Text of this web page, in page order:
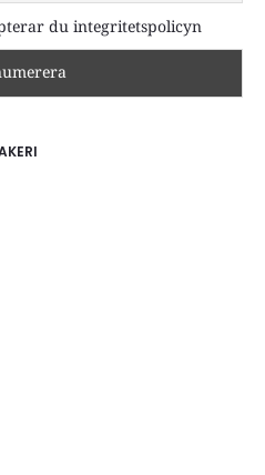
du integritetspolicyn